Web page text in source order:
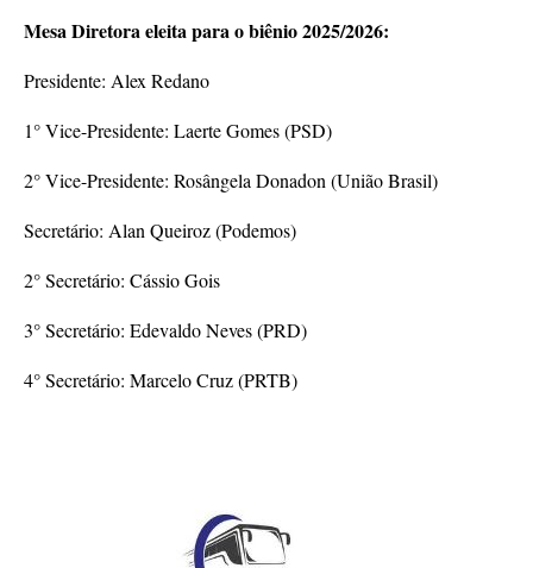
Mesa Diretora eleita para o biênio 2025/2026:
Presidente: Alex Redano
1° Vice-Presidente: Laerte Gomes (PSD)
2° Vice-Presidente: Rosângela Donadon (União Brasil)
Secretário: Alan Queiroz (Podemos)
2° Secretário: Cássio Gois
3° Secretário: Edevaldo Neves (PRD)
4° Secretário: Marcelo Cruz (PRTB)